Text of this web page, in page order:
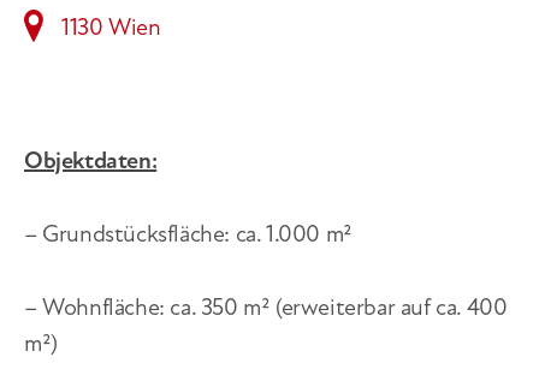
1130 Wien
Objektdaten:
– Grundstücksfläche: ca. 1.000 m²
– Wohnfläche: ca. 350 m² (erweiterbar auf ca. 400
m²)